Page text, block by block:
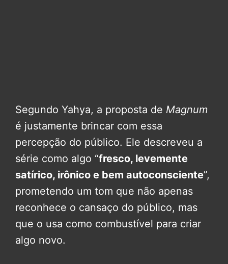
Segundo Yahya, a proposta de Magnum
é justamente brincar com essa
percepção do público. Ele descreveu a
série como algo “fresco, levemente
satírico, irônico e bem autoconsciente”,
prometendo um tom que não apenas
reconhece o cansaço do público, mas
que o usa como combustível para criar
algo novo.